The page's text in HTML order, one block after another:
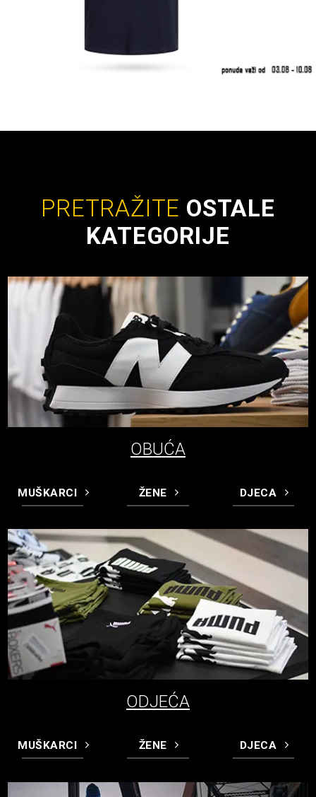
PRETRAŽITE OSTALE
KATEGORIJE
OBUĆA
MUŠKARCI ŽENE DJECA
ODJEĆA
MUŠKARCI ŽENE DJECA